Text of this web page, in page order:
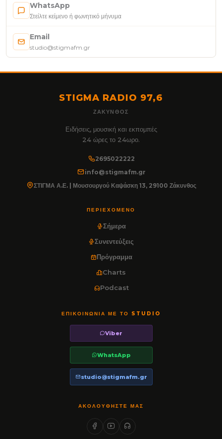
WhatsApp
Στείλτε κείμενο ή φωνητικό μήνυμα
Email
studio@stigmafm.gr
STIGMA RADIO 97,6
ΖΆΚΥΝΘΟΣ
Ειδήσεις, μουσική και εκπομπές
24 ώρες το 24ωρο.
2695022222
info@stigmafm.gr
ΣΤΙΓΜΑ Α.Ε. | Μουσουργού Καψάσκη 13, 29100 Ζάκυνθος
ΠΕΡΙΕΧΌΜΕΝΟ
Σήμερα
Συνεντεύξεις
Πρόγραμμα
Charts
Podcast
ΕΠΙΚΟΙΝΩΝΊΑ ΜΕ ΤΟ STUDIO
Viber
WhatsApp
studio@stigmafm.gr
ΑΚΟΛΟΥΘΉΣΤΕ ΜΑΣ